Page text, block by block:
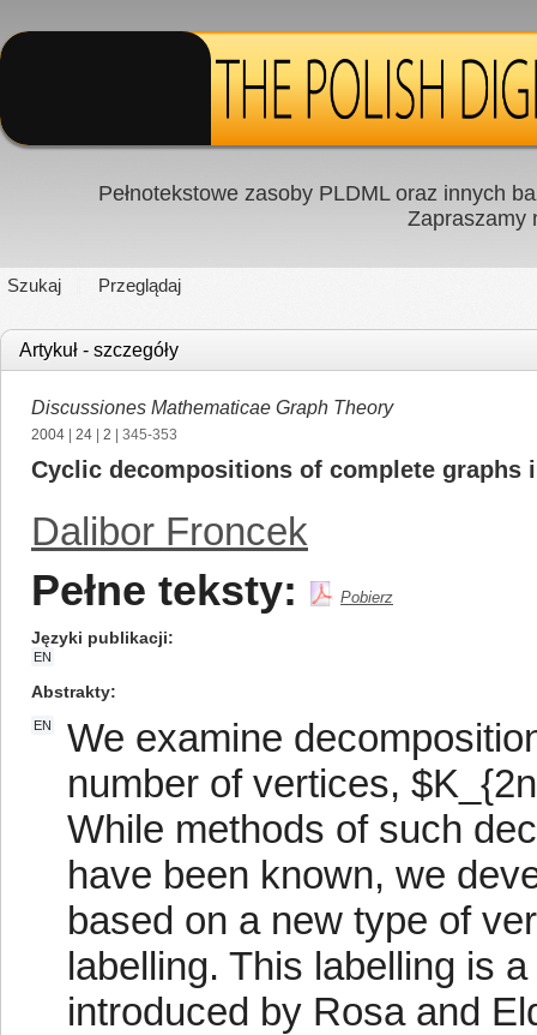
Pełnotekstowe zasoby PLDML oraz innych
Zapraszamy
Szukaj Przeglądaj
Artykuł - szczegóły
Discussiones Mathematicae Graph Theory
2004 24 2 | 345-353
Cyclic decompositions of complete graphs
Dalibor Froncek
Pełne teksty: Pobierz
Języki publikacji
EN
Abstrakty
EN
We examine
number of vertices,
While methods of such
have been known, we
based on a new type of
labelling. This labelling is
introduced by Rosa and